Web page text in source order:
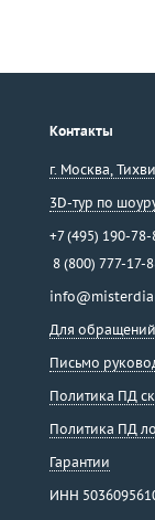
Контакты
г. Москва
3D-тур по
+7 (495) 190-78-
8 (800) 777-17-
Для обращений
Письмо
Политика ПД
Политика ПД
Гарантии
ИНН